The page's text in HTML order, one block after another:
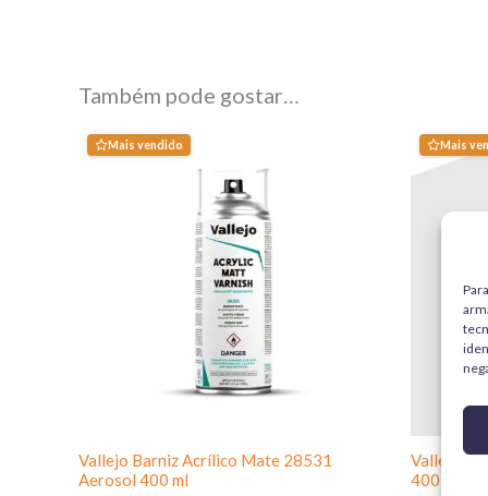
Também pode gostar…
Mais vendido
Vallejo Barniz Acrílico Mate 28531
Aerosol 400 ml
Mais
Vallejo
400 ml